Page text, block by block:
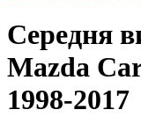
Середня
Mazda
1998-2017